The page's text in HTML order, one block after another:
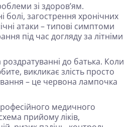
зі здоров’ям.
болі, загострення хронічних
атаки – типові симптоми
під час догляду за літніми
до батька. Коли
викликає злість просто
– це червона лампочка
медичного
прийому ліків,